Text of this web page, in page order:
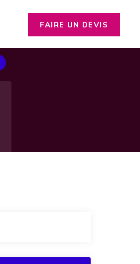
FAIRE UN DEVIS